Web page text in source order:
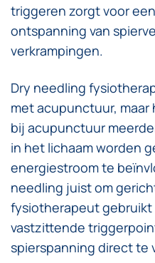
triggeren zorgt voor
ontspanning van
verkrampingen.
Dry needling
met acupunctuur, maar
bij acupunctuur
in het lichaam worden
energiestroom te
needling juist om
fysiotherapeut gebruikt
vastzittende
spierspanning direct te